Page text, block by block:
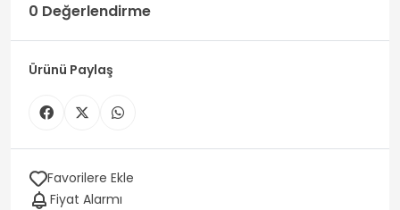
0 Değerlendirme
Ürünü Paylaş
Favorilere Ekle
Fiyat Alarmı